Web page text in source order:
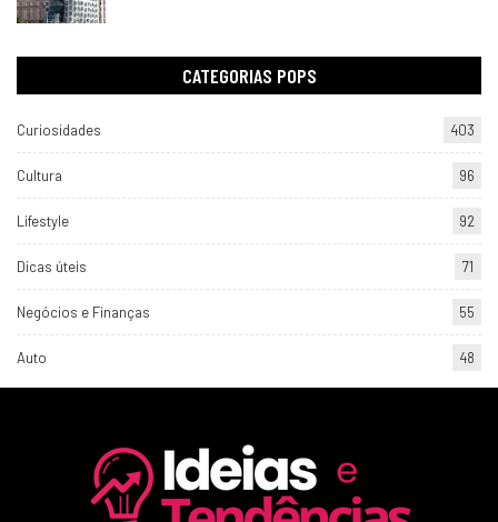
CATEGORIAS POPS
Curiosidades 403
Cultura 96
Lifestyle 92
Dicas úteis 71
Negócios e Finanças 55
Auto 48